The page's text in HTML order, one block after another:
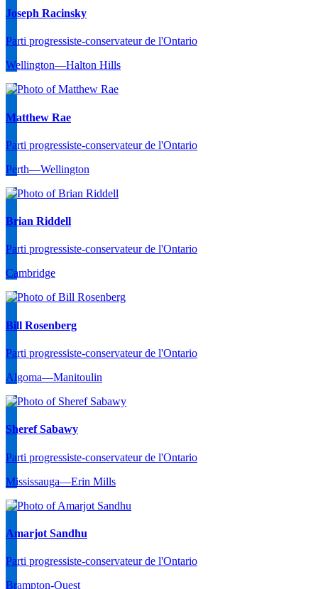
Joseph Racinsky
Parti progressiste-conservateur de l'Ontario
Wellington—Halton Hills
Matthew Rae
Parti progressiste-conservateur de l'Ontario
Perth—Wellington
Brian Riddell
Parti progressiste-conservateur de l'Ontario
Cambridge
Bill Rosenberg
Parti progressiste-conservateur de l'Ontario
Algoma—Manitoulin
Sheref Sabawy
Parti progressiste-conservateur de l'Ontario
Mississauga—Erin Mills
Amarjot Sandhu
Parti progressiste-conservateur de l'Ontario
Brampton-Ouest